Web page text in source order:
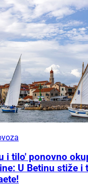
i tilo' ponovno
U Betinu stiže i